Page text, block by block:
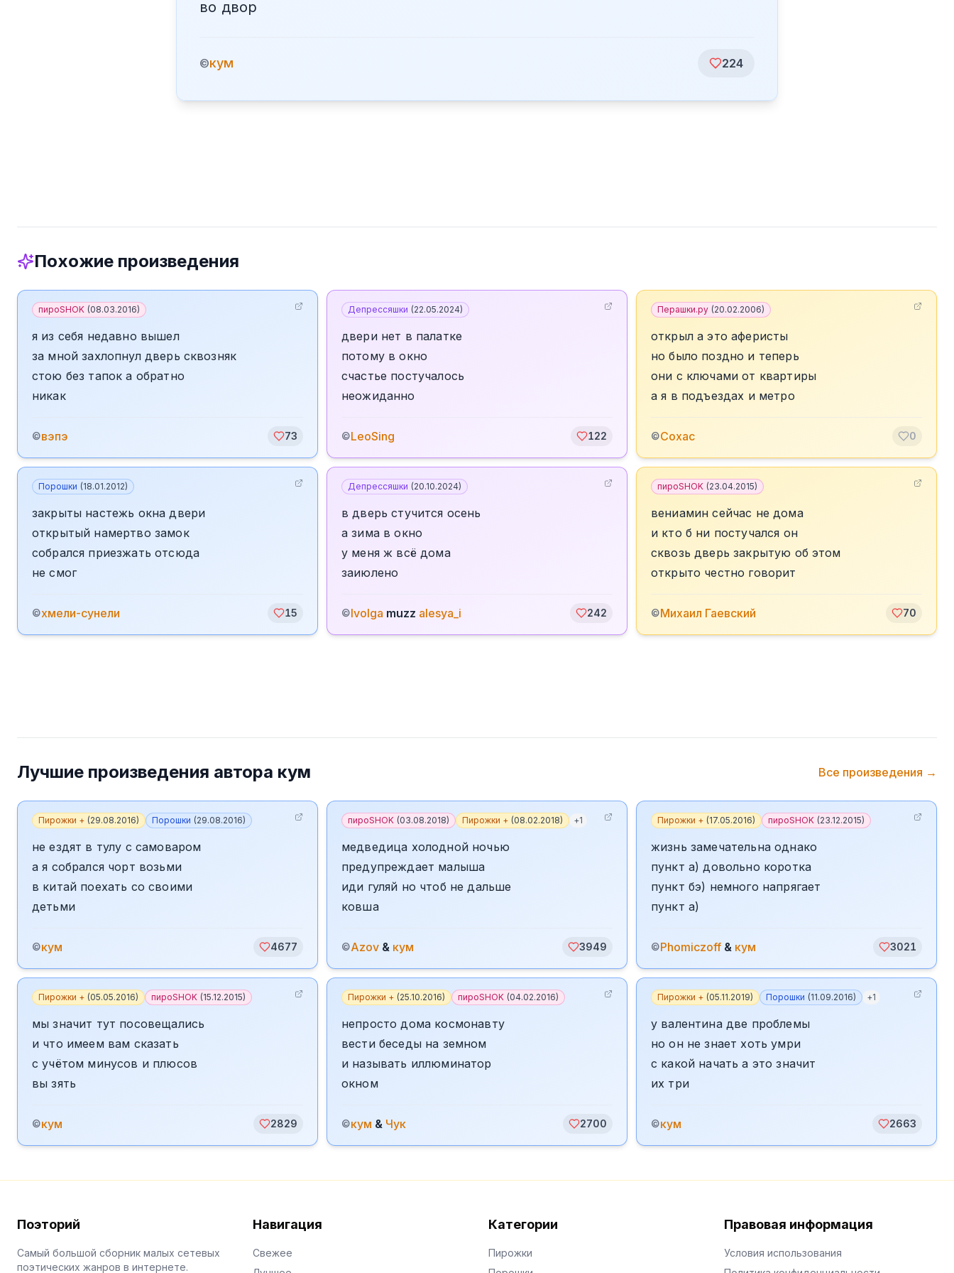
во двор
©кум 224
Похожие произведения
пироSHOK (08.03.2016)
я из себя недавно вышел
за мной захлопнул дверь сквозняк
стою без тапок а обратно
никак
©вэпэ 73
Депрессяшки (22.05.2024)
двери нет в палатке
потому в окно
счастье постучалось
неожиданно
©LeoSing 122
Перашки.ру (20.02.2006)
открыл а это аферисты
но было поздно и теперь
они с ключами от квартиры
а я в подъездах и метро
©Сохас 0
Порошки (18.01.2012)
закрыты настежь окна двери
открытый намертво замок
собрался приезжать отсюда
не смог
©хмели-сунели 15
Депрессяшки (20.10.2024)
в дверь стучится осень
а зима в окно
у меня ж всё дома
заиюлено
©Ivolga muzz alesya_i 242
пироSHOK (23.04.2015)
вениамин сейчас не дома
и кто б ни постучался он
сквозь дверь закрытую об этом
открыто честно говорит
©Михаил Гаевский 70
Лучшие произведения автора кум Все произведения →
Пирожки + (29.08.2016) Порошки (29.08.2016)
не ездят в тулу с самоваром
а я собрался чорт возьми
в китай поехать со своими
детьми
©кум 4677
пироSHOK (03.08.2018) Пирожки + (08.02.2018) +1
медведица холодной ночью
предупреждает малыша
иди гуляй но чтоб не дальше
ковша
©Azov & кум 3949
Пирожки + (17.05.2016) пироSHOK (23.12.2015)
жизнь замечательна однако
пункт а) довольно коротка
пункт бэ) немного напрягает
пункт а)
©Phomiczoff & кум 3021
Пирожки + (05.05.2016) пироSHOK (15.12.2015)
мы значит тут посовещались
и что имеем вам сказать
с учётом минусов и плюсов
вы зять
©кум 2829
Пирожки + (25.10.2016) пироSHOK (04.02.2016)
непросто дома космонавту
вести беседы на земном
и называть иллюминатор
окном
©кум & Чук 2700
Пирожки + (05.11.2019) Порошки (11.09.2016) +1
у валентина две проблемы
но он не знает хоть умри
с какой начать а это значит
их три
©кум 2663
Поэторий
Самый большой сборник малых сетевых
поэтических жанров в интернете.
Навигация
Свежее
Категории
Пирожки
Правовая информация
Условия использования